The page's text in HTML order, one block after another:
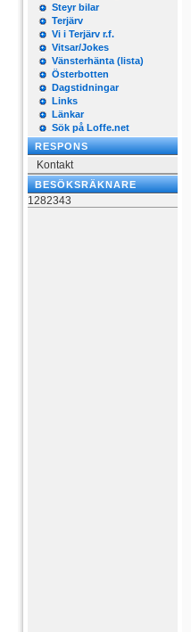
Steyr bilar
Terjärv
Vi i Terjärv r.f.
Vitsar/Jokes
Vänsterhänta (lista)
Österbotten
Dagstidningar
Links
Länkar
Sök på Loffe.net
RESPONS
Kontakt
BESÖKSRÄKNARE
1282343